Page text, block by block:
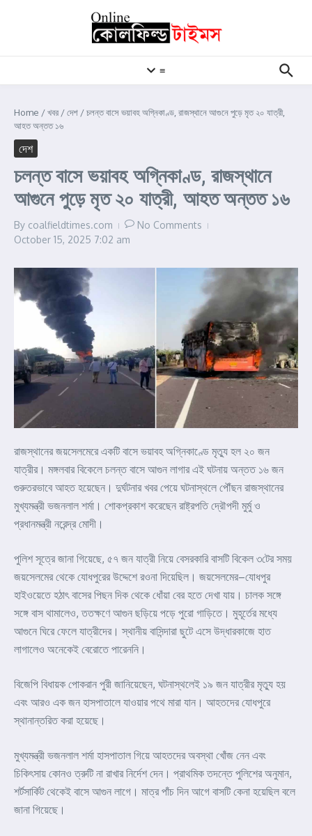
≡
Home /খবর /দেশ /চলন্ত বাসে ভয়াবহ অগ্নিকাণ্ড, রাজস্থানে আগুনে পুড়ে মৃত ২০ যাত্রী,
আহত অন্তত ১৬
দেশ
চলন্ত বাসে ভয়াবহ অগ্নিকাণ্ড, রাজস্থানে
আগুনে পুড়ে মৃত ২০ যাত্রী, আহত অন্তত ১৬
By coalfieldtimes.com
No Comments
October 15, 2025 7:02 am
রাজস্থানের জয়সেলমেরে একটি বাসে ভয়াবহ অগ্নিকাণ্ডে মৃত্যু হল ২০ জন
যাত্রীর। মঙ্গলবার বিকেলে চলন্ত বাসে আগুন লাগার এই ঘটনায় অন্তত ১৬ জন
গুরুতরভাবে আহত হয়েছেন। দুর্ঘটনার খবর পেয়ে ঘটনাস্থলে পৌঁছন রাজস্থানের
মুখ্যমন্ত্রী ভজনলাল শর্মা। শোকপ্রকাশ করেছেন রাষ্ট্রপতি দ্রৌপদী মুর্মু ও
প্রধানমন্ত্রী নরেন্দ্র মোদী।
পুলিশ সূত্রে জানা গিয়েছে, ৫৭ জন যাত্রী নিয়ে বেসরকারি বাসটি বিকেল ৩টের সময়
জয়সেলমের থেকে যোধপুরের উদ্দেশে রওনা দিয়েছিল। জয়সেলমের–যোধপুর
হাইওয়েতে হঠাৎ বাসের পিছন দিক থেকে ধোঁয়া বের হতে দেখা যায়। চালক সঙ্গে
সঙ্গে বাস থামালেও, ততক্ষণে আগুন ছড়িয়ে পড়ে পুরো গাড়িতে। মুহূর্তের মধ্যে
আগুনে ঘিরে ফেলে যাত্রীদের। স্থানীয় বাসিন্দারা ছুটে এসে উদ্ধারকাজে হাত
লাগালেও অনেকেই বেরোতে পারেননি।
বিজেপি বিধায়ক পোকরান পুরী জানিয়েছেন, ঘটনাস্থলেই ১৯ জন যাত্রীর মৃত্যু হয়
এবং আরও এক জন হাসপাতালে যাওয়ার পথে মারা যান। আহতদের যোধপুরে
স্থানান্তরিত করা হয়েছে।
মুখ্যমন্ত্রী ভজনলাল শর্মা হাসপাতাল গিয়ে আহতদের অবস্থা খোঁজ নেন এবং
চিকিৎসায় কোনও ত্রুটি না রাখার নির্দেশ দেন। প্রাথমিক তদন্তে পুলিশের অনুমান,
শর্টসার্কিট থেকেই বাসে আগুন লাগে। মাত্র পাঁচ দিন আগে বাসটি কেনা হয়েছিল বলে
জানা গিয়েছে।